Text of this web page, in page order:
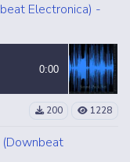
Electronica) -
0:00
200 1228